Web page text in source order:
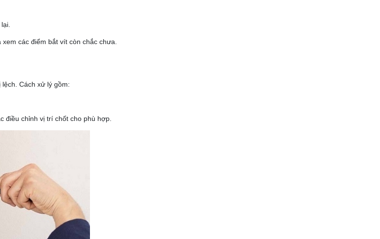
các điểm bắt vít còn chắc chưa.
Cách xử lý gồm:
điều chỉnh vị trí chốt cho phù hợp.